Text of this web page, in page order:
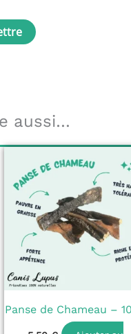
aussi…
Panse de Chameau –